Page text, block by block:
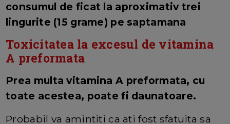
consumul de ficat la aproximativ trei
lingurite (15 grame) pe saptamana
Toxicitatea la excesul de vitamina
A preformata
Prea multa vitamina A preformata, cu
toate acestea, poate fi daunatoare.
Probabil va amintiti ca ati fost sfatuita sa